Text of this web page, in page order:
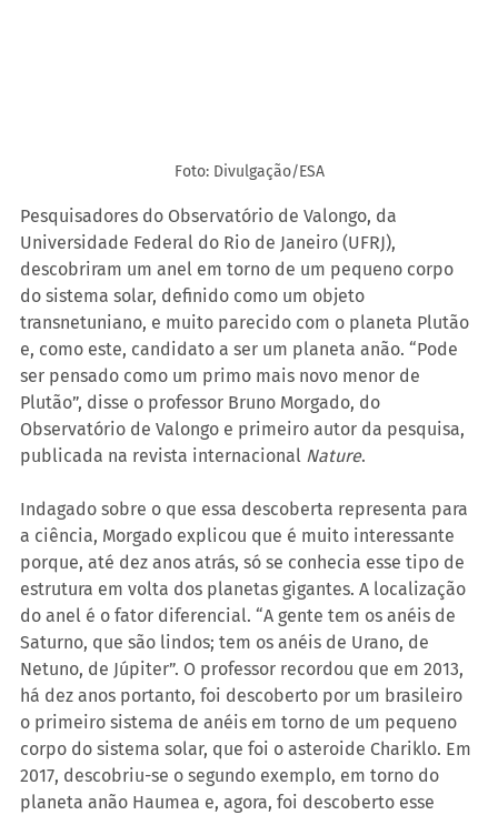
Foto: Divulgação/ESA
Pesquisadores do Observatório de Valongo, da
Universidade Federal do Rio de Janeiro (UFRJ),
descobriram um anel em torno de um pequeno corpo
do sistema solar, definido como um objeto
transnetuniano, e muito parecido com o planeta Plutão
e, como este, candidato a ser um planeta anão. “Pode
ser pensado como um primo mais novo menor de
Plutão”, disse o professor Bruno Morgado, do
Observatório de Valongo e primeiro autor da pesquisa,
publicada na revista internacional Nature.
Indagado sobre o que essa descoberta representa para
a ciência, Morgado explicou que é muito interessante
porque, até dez anos atrás, só se conhecia esse tipo de
estrutura em volta dos planetas gigantes. A localização
do anel é o fator diferencial. “A gente tem os anéis de
Saturno, que são lindos; tem os anéis de Urano, de
Netuno, de Júpiter”. O professor recordou que em 2013,
há dez anos portanto, foi descoberto por um brasileiro
o primeiro sistema de anéis em torno de um pequeno
corpo do sistema solar, que foi o asteroide Chariklo. Em
2017, descobriu-se o segundo exemplo, em torno do
planeta anão Haumea e, agora, foi descoberto esse